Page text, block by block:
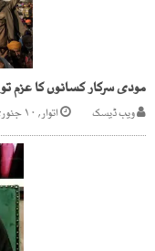
ویب ڈیسک اتوار, ۱۰ جنوری ۲۰۲۱